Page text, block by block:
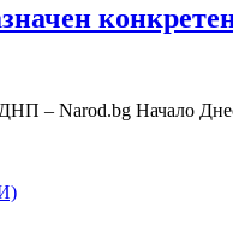
– Narod.bg Начало